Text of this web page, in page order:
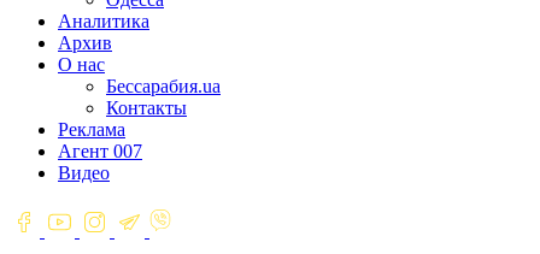
Аналитика
Архив
О нас
Бессарабия.ua
Контакты
Реклама
Агент 007
Видео